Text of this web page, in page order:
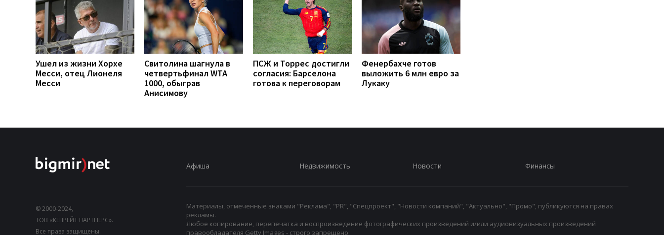
Ушел из жизни Хорхе
Месси, отец Лионеля
Месси
Свитолина шагнула в
четвертьфинал WTA
1000, обыграв
Анисимову
ПСЖ и Торрес достигли
согласия: Барселона
готова к переговорам
Фенербахче готов
выложить 6 млн евро за
Лукаку
© 2000-2024,
ТОВ «КЕПРЕЙТ ПАРТНЕРС».
Все права защищены.
Афиша Недвижимость Новости Финансы
Материалы, отмеченные знаками "Реклама", "PR", "Спецпроект", "Новости компаний", "Актуально", "Промо", публикуются на правах
рекламы.
Любое копирование, перепечатка и воспроизведение фотографических произведений и/или аудиовизуальных произведений
правообладателя Getty Images - строго запрещено.